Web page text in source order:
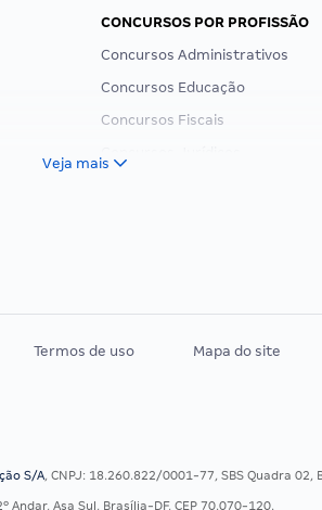
CONCURSOS POR PROFISSÃO
Concursos Administrativos
Concursos Educação
Concursos Fiscais
Residência Multiprofissional
Veja mais
Termos de uso Mapa do site
S/A, CNPJ: 18.260.822/0001-77, SBS Quadra 02,
Andar, Asa Sul, Brasília-DF, CEP 70.070-120.